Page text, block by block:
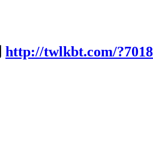
http://twlkbt.com/